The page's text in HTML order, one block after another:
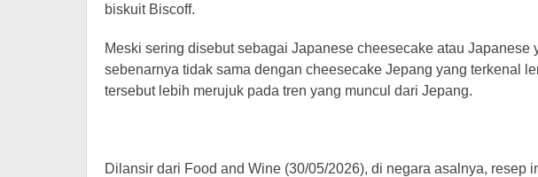
biskuit Biscoff.
Meski sering disebut sebagai Japanese cheesecake atau Japanese
sebenarnya tidak sama dengan cheesecake Jepang yang terkenal
tersebut lebih merujuk pada tren yang muncul dari Jepang.
Dilansir dari Food and Wine (30/05/2026), di negara asalnya, resep